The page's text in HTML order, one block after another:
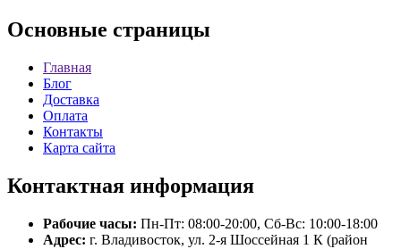
Основные страницы
Главная
Блог
Доставка
Оплата
Контакты
Карта сайта
Контактная информация
Рабочие часы: Пн-Пт: 08:00-20:00, Сб-Вс: 10:00-18:00
Адрес: г. Владивосток, ул. 2-я Шоссейная 1 К (район